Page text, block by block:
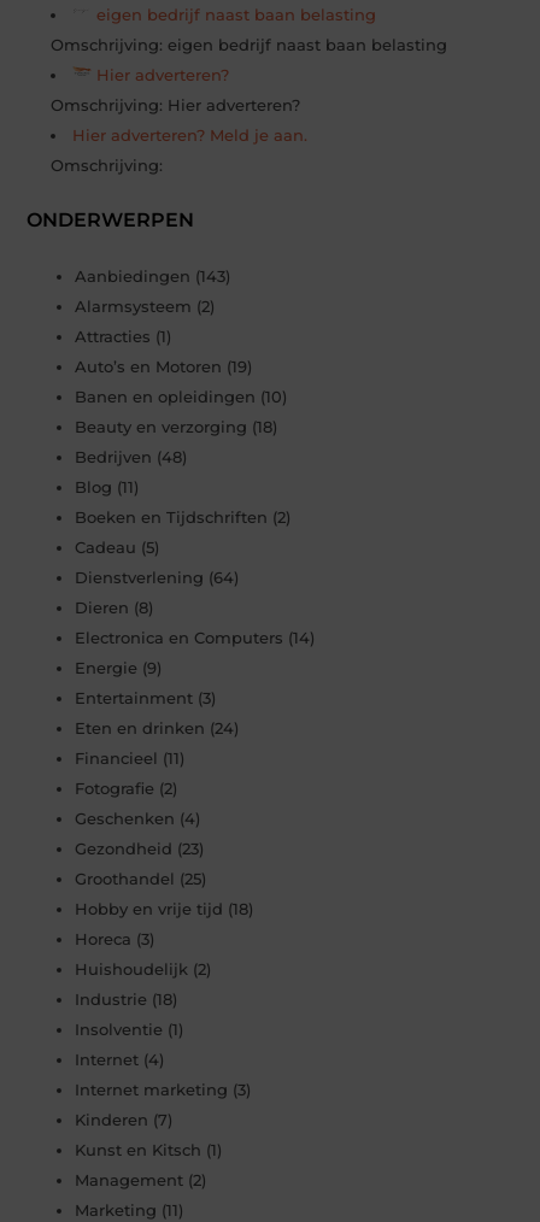
eigen bedrijf naast baan belasting
Omschrijving: eigen bedrijf naast baan belasting
Hier adverteren?
Omschrijving: Hier adverteren?
Hier adverteren? Meld je aan.
Omschrijving:
ONDERWERPEN
Aanbiedingen (143)
Alarmsysteem (2)
Attracties (1)
Auto’s en Motoren (19)
Banen en opleidingen (10)
Beauty en verzorging (18)
Bedrijven (48)
Blog (11)
Boeken en Tijdschriften (2)
Cadeau (5)
Dienstverlening (64)
Dieren (8)
Electronica en Computers (14)
Energie (9)
Entertainment (3)
Eten en drinken (24)
Financieel (11)
Fotografie (2)
Geschenken (4)
Gezondheid (23)
Groothandel (25)
Hobby en vrije tijd (18)
Horeca (3)
Huishoudelijk (2)
Industrie (18)
Insolventie (1)
Internet (4)
Internet marketing (3)
Kinderen (7)
Kunst en Kitsch (1)
Management (2)
Marketing (11)